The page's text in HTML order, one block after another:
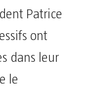
Patrice
ont
dans leur
le